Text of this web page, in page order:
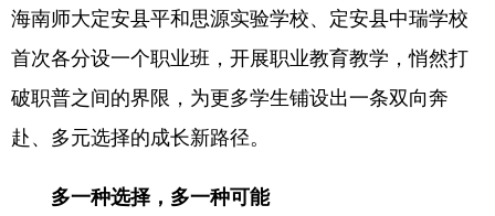
海南师大定安县平和思源实验学校、定安县中瑞学校
首次各分设一个职业班，开展职业教育教学，悄然打
破职普之间的界限，为更多学生铺设出一条双向奔
赴、多元选择的成长新路径。
多一种选择，多一种可能